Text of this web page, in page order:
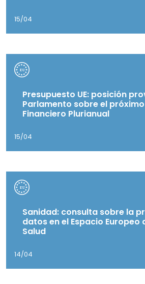
15/04
Presupuesto UE: posición
Parlamento sobre el
Financiero Plurianual
15/04
Sanidad: consulta sobre la
datos en el Espacio Europeo
Salud
14/04